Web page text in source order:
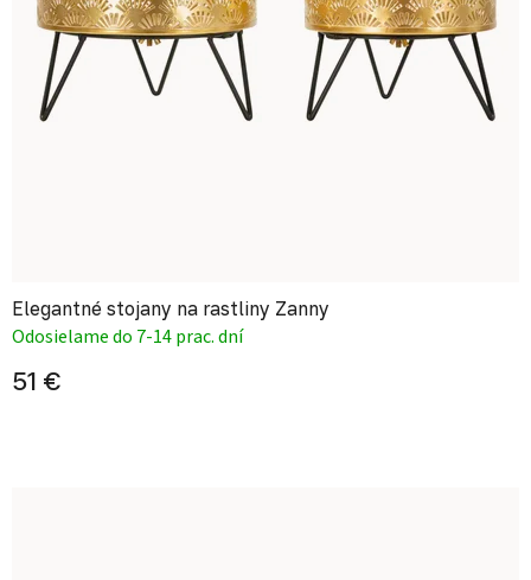
Elegantné stojany na rastliny Zanny
Odosielame do 7-14 prac. dní
51 €